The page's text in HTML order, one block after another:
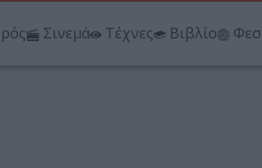
Σινεμά Τέχνες Βιβλίο